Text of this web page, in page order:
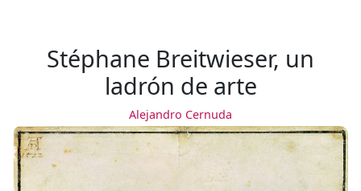
Stéphane Breitwieser, un
ladrón de arte
Alejandro Cernuda